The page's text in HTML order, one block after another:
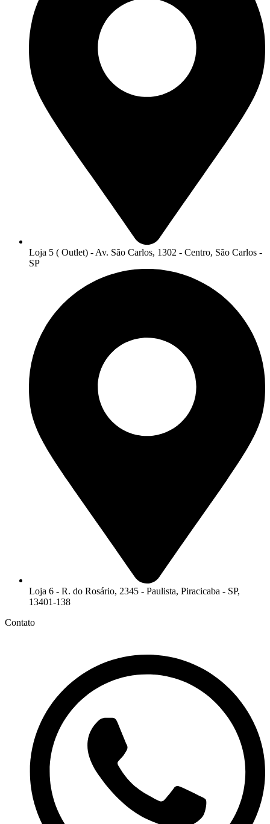
Loja 5 ( Outlet) - Av. São Carlos, 1302 - Centro, São Carlos -
SP
Loja 6 - R. do Rosário, 2345 - Paulista, Piracicaba - SP,
13401-138
Contato